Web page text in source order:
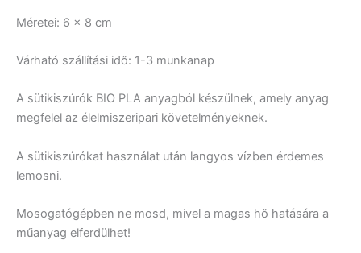
Méretei: 6 x 8 cm
Várható szállítási idő: 1-3 munkanap
A sütikiszúrók BIO PLA anyagból készülnek, amely anyag
megfelel az élelmiszeripari követelményeknek.
A sütikiszúrókat használat után langyos vízben érdemes
lemosni.
Mosogatógépben ne mosd, mivel a magas hő hatására a
műanyag elferdülhet!